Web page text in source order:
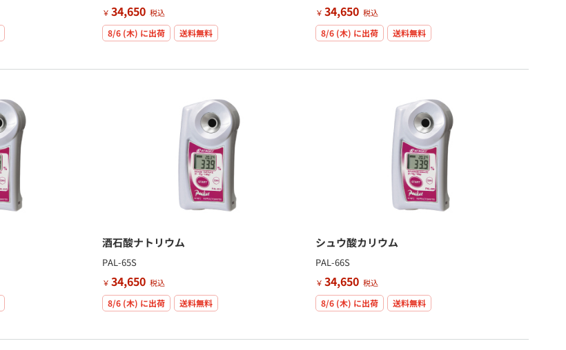
￥ 34,650 税込
8/6 (木) に出荷 送料無料
￥34,650 税込
8/6 (木) に出荷 送料無料
酒石酸ナトリウム
PAL-65S
￥ 34,650 税込
8/6 (木) に出荷 送料無料
シュウ酸カリウム
PAL-66S
￥34,650 税込
8/6 (木) に出荷 送料無料